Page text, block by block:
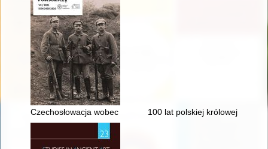
Czechosłowacja wobec powstań śląskich i plebiscytu
100 lat polskiej królowej sportu.